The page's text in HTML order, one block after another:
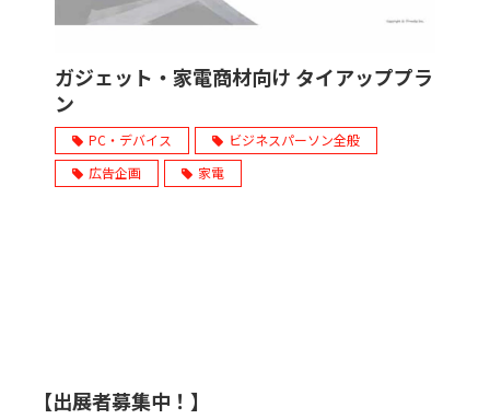
ガジェット・家電商材向け タイアッププラ
ン
PC・デバイス
ビジネスパーソン全般
広告企画
家電
【出展者募集中！】